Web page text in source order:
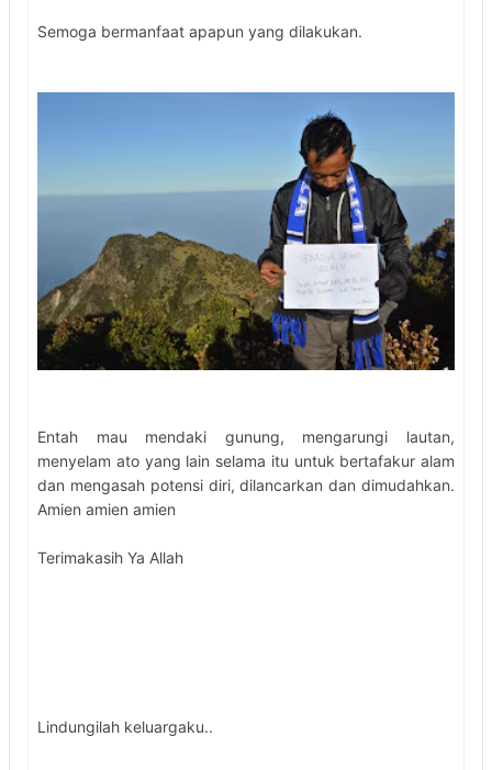
Semoga bermanfaat apapun yang dilakukan.
Entah mau mendaki gunung, mengarungi lautan,
menyelam ato yang lain selama itu untuk bertafakur alam
dan mengasah potensi diri, dilancarkan dan dimudahkan.
Amien amien amien
Terimakasih Ya Allah
Lindungilah keluargaku..